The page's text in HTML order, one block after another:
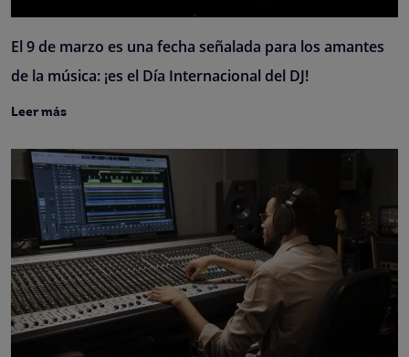
El 9 de marzo es una fecha señalada para los amantes
de la música: ¡es el Día Internacional del DJ!
Leer más